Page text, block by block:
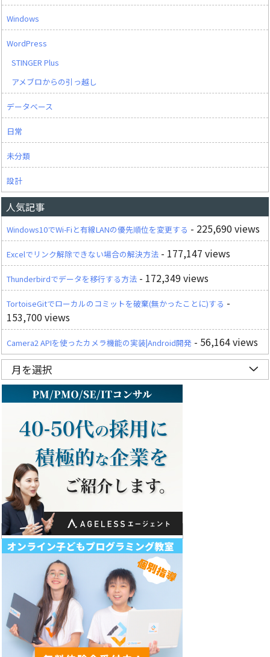
Windows
WordPress
STINGER Plus
アメブロからの引っ越し
データベース
日常
未分類
設計
人気記事
Windows10でWi-Fiと有線LANの優先順位を変更する - 225,690 views
Excelでリンク解除できない場合の解決方法 - 177,147 views
Thunderbirdでデータを移行する方法 - 172,349 views
TortoiseGitでローカルのコミットを破棄(無かったことに)する -
153,700 views
Camera2 APIを使ったカメラ機能の実装|Android開発 - 56,164 views
月を選択